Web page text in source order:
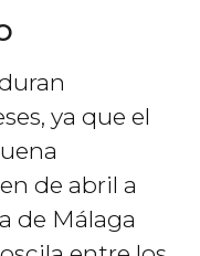
ya que el
de abril a
de Málaga